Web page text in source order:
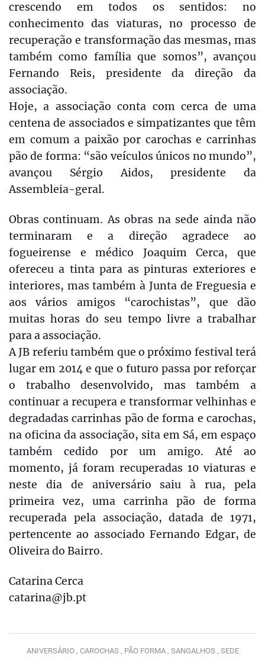
crescendo em todos os sentidos: no
conhecimento das viaturas, no processo de
recuperação e transformação das mesmas, mas
também como família que somos”, avançou
Fernando Reis, presidente da direção da
associação.
Hoje, a associação conta com cerca de uma
centena de associados e simpatizantes que têm
em comum a paixão por carochas e carrinhas
pão de forma: “são veículos únicos no mundo”,
avançou Sérgio Aidos, presidente da
Assembleia-geral.
Obras continuam. As obras na sede ainda não
terminaram e a direção agradece ao
fogueirense e médico Joaquim Cerca, que
ofereceu a tinta para as pinturas exteriores e
interiores, mas também à Junta de Freguesia e
aos vários amigos “carochistas”, que dão
muitas horas do seu tempo livre a trabalhar
para a associação.
A JB referiu também que o próximo festival terá
lugar em 2014 e que o futuro passa por reforçar
o trabalho desenvolvido, mas também a
continuar a recupera e transformar velhinhas e
degradadas carrinhas pão de forma e carochas,
na oficina da associação, sita em Sá, em espaço
também cedido por um amigo. Até ao
momento, já foram recuperadas 10 viaturas e
neste dia de aniversário saiu à rua, pela
primeira vez, uma carrinha pão de forma
recuperada pela associação, datada de 1971,
pertencente ao associado Fernando Edgar, de
Oliveira do Bairro.
Catarina Cerca
catarina@jb.pt
ANIVERSÁRIO , CAROCHAS , PÃO FORMA , SANGALHOS , SEDE